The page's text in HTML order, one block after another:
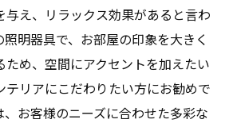
与え、リラックス効果があると言わ
明器具で、お部屋の印象を大きく
め、空間にアクセントを加えたい
テリアにこだわりたい方にお勧めで
お客様のニーズに合わせた多彩な